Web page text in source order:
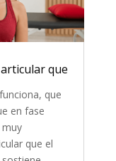
que
que
en fase
muy
que el